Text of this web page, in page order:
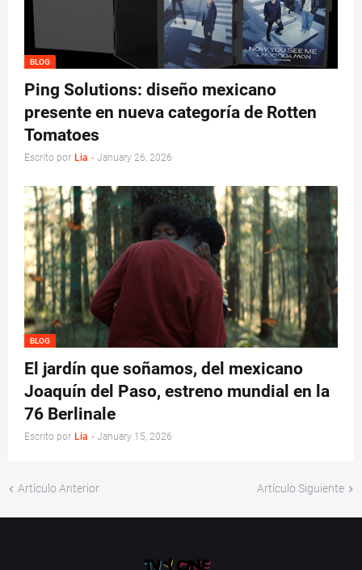
BLOG
Ping Solutions: diseño mexicano
presente en nueva categoría de Rotten
Tomatoes
Escrito por Lia - January 26, 2026
BLOG
El jardín que soñamos, del mexicano
Joaquín del Paso, estreno mundial en la
76 Berlinale
Escrito por Lia - January 15, 2026
Artículo Anterior Artículo Siguiente